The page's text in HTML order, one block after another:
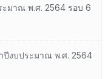
ะมาณ พ.ศ. 2564 รอบ 6
ปีงบประมาณ พ.ศ. 2564